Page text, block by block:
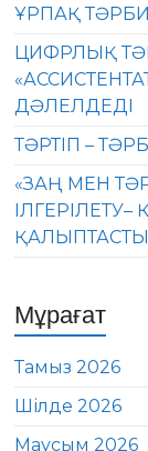
ҰРПАҚ
ЦИФРЛЫҚ
ДӘЛЕЛДЕДІ
ТӘРТІП –
«ЗАҢ МЕН
Мұрағат
Тамыз 2026
Шілде 2026
Маусым 2026